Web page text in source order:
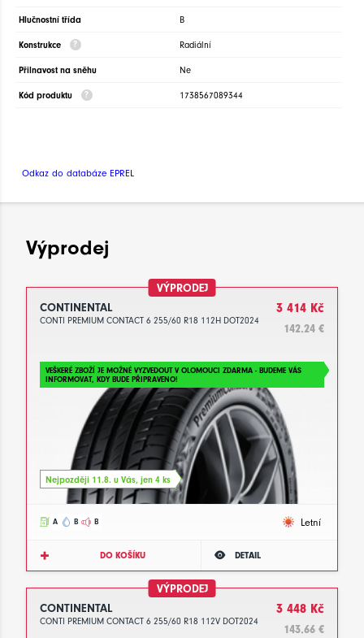
Hlučnostní třída B
Konstrukce Radiální
Přilnavost na sněhu Ne
Kód produktu 1738567089344
Odkaz do databáze EPREL
Výprodej
VÝPRODEJ
CONTINENTAL
CONTI PREMIUM CONTACT 6 255/60 R18 112H DOT2024
3 414 Kč
142.24 €
VEŠKERÉ ZBOŽÍ JE MOŽNÉ VYZVEDOUT V OLOMOUCI ZDARMA - BUDEME VÁS
INFORMOVAT, KDY BUDE PŘIPRAVENO!
Nejpozději 11.8. u Vás, jen 4 ks
A B B Letní
DO KOŠÍKU DETAIL
VÝPRODEJ
CONTINENTAL
CONTI PREMIUM CONTACT 6 255/60 R18 112V DOT2024
3 448 Kč
143.66 €